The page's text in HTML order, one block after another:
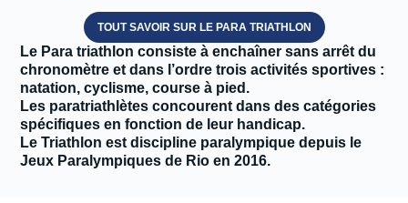
TOUT SAVOIR SUR LE PARA TRIATHLON
Le Para triathlon consiste à enchaîner sans arrêt du
chronomètre et dans l’ordre trois activités sportives :
natation, cyclisme, course à pied.
Les paratriathlètes concourent dans des catégories
spécifiques en fonction de leur handicap.
Le Triathlon est discipline paralympique depuis le
Jeux Paralympiques de Rio en 2016.